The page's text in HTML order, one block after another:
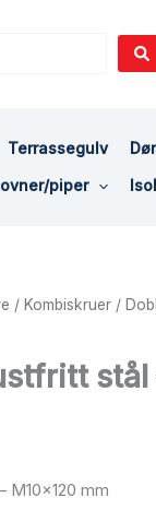
Terrassegulv
piper
/ Kombiskruer/
stål
M10x120 mm